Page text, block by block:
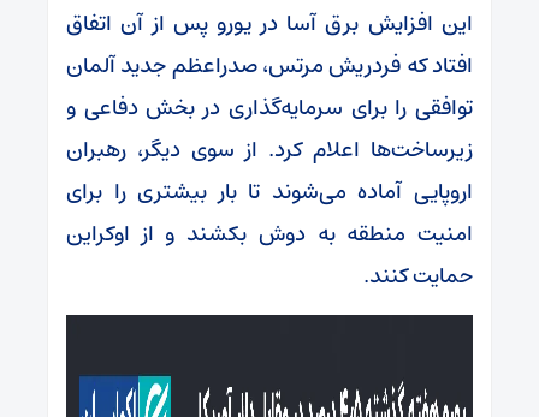
این افزایش برق آسا در یورو پس از آن اتفاق
افتاد که فردریش مرتس، صدراعظم جدید آلمان
توافقی را برای سرمایه‌گذاری در بخش دفاعی و
زیرساخت‌ها اعلام کرد. از سوی دیگر، رهبران
اروپایی آماده می‌شوند تا بار بیشتری را برای
امنیت منطقه به دوش بکشند و از اوکراین
حمایت کنند.